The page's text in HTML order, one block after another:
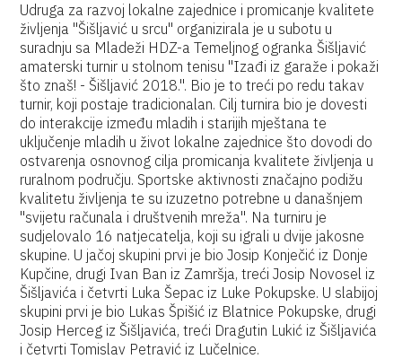
Udruga za razvoj lokalne zajednice i promicanje kvalitete
življenja "Šišljavić u srcu" organizirala je u subotu u
suradnju sa Mladeži HDZ-a Temeljnog ogranka Šišljavić
amaterski turnir u stolnom tenisu "Izađi iz garaže i pokaži
što znaš! - Šišljavić 2018.". Bio je to treći po redu takav
turnir, koji postaje tradicionalan. Cilj turnira bio je dovesti
do interakcije između mladih i starijih mještana te
uključenje mladih u život lokalne zajednice što dovodi do
ostvarenja osnovnog cilja promicanja kvalitete življenja u
ruralnom području. Sportske aktivnosti značajno podižu
kvalitetu življenja te su izuzetno potrebne u današnjem
"svijetu računala i društvenih mreža". Na turniru je
sudjelovalo 16 natjecatelja, koji su igrali u dvije jakosne
skupine. U jačoj skupini prvi je bio Josip Konječić iz Donje
Kupčine, drugi Ivan Ban iz Zamršja, treći Josip Novosel iz
Šišljavića i četvrti Luka Šepac iz Luke Pokupske. U slabijoj
skupini prvi je bio Lukas Špišić iz Blatnice Pokupske, drugi
Josip Herceg iz Šišljavića, treći Dragutin Lukić iz Šišljavića
i četvrti Tomislav Petravić iz Lučelnice.